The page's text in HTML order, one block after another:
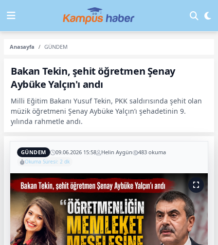
Anasayfa GÜNDEM
Bakan Tekin, şehit öğretmen Şenay
Aybüke Yalçın'ı andı
Milli Eğitim Bakanı Yusuf Tekin, PKK saldırısında şehit olan
müzik öğretmeni Şenay Aybüke Yalçın’ı şehadetinin 9.
yılında rahmetle andı.
GÜNDEM 09.06.2026 15:58 Helin Aygün 483 okuma
Okuma Süresi: 2 dk